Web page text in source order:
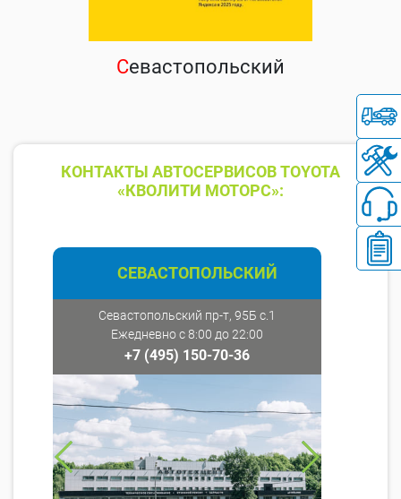
Севастопольский
КОНТАКТЫ АВТОСЕРВИСОВ TOYOTA
«КВОЛИТИ МОТОРС»:
СЕВАСТОПОЛЬСКИЙ
Севастопольский пр-т, 95Б с.1
Ежедневно с 8:00 до 22:00
+7 (495) 150-70-36